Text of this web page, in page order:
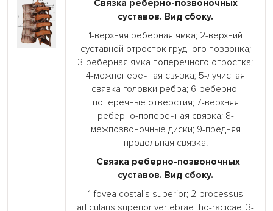
Связка реберно-позвоночных
суставов. Вид сбоку.
1-верхняя реберная ямка; 2-верхний
суставной отросток грудного позвонка;
3-реберная ямка поперечного отростка;
4-межпоперечная связка; 5-лучистая
связка головки ребра; 6-реберно-
поперечные отверстия; 7-верхняя
реберно-поперечная связка; 8-
межпозвоночные диски; 9-предняя
продольная связка.
Связка реберно-позвоночных
суставов. Вид сбоку.
1-fovea costalis superior; 2-processus
articularis superior vertebrae tho-racicae; 3-